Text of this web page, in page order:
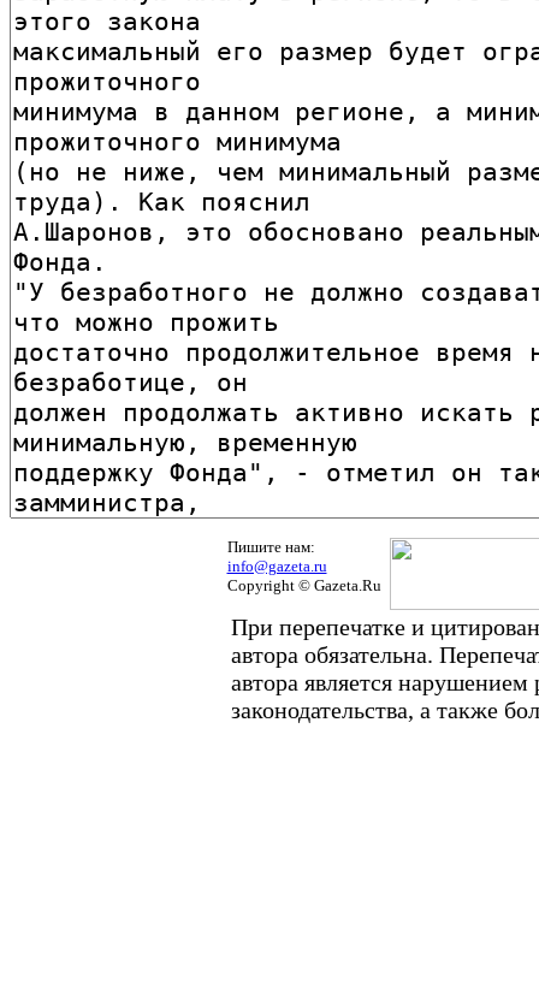
Пишите нам:
info@gazeta.ru
Copyright © Gazeta.Ru
При перепечатке и
автора обязательна.
автора является
законодательства, а также